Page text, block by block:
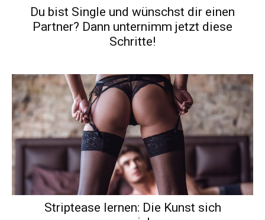
Du bist Single und wünschst dir einen
Partner? Dann unternimm jetzt diese
Schritte!
Striptease lernen: Die Kunst sich